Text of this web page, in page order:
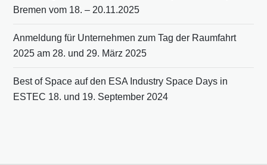
Bremen vom 18. – 20.11.2025
Anmeldung für Unternehmen zum Tag der Raumfahrt
2025 am 28. und 29. März 2025
Best of Space auf den ESA Industry Space Days in
ESTEC 18. und 19. September 2024